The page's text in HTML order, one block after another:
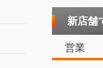
新店舗
営業